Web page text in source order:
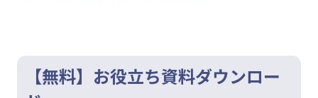
【無料】お役立ち資料ダウンロー